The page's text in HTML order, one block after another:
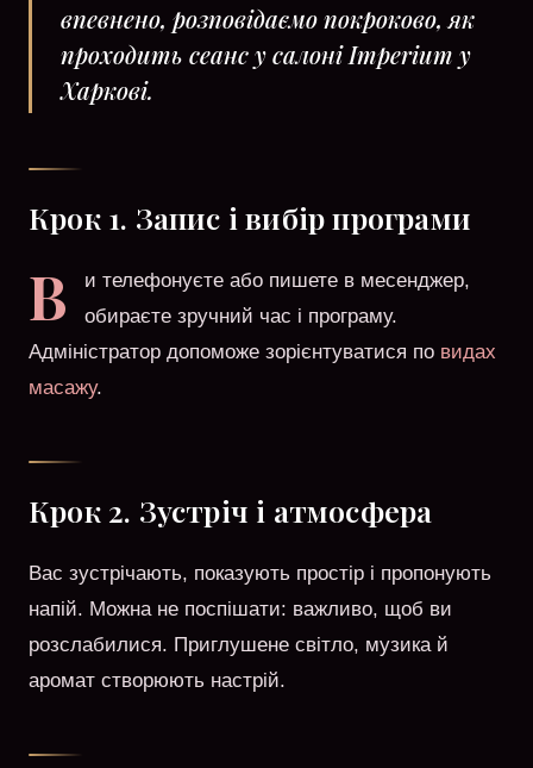
впевнено, розповідаємо покроково, як
проходить сеанс у салоні Imperium у
Харкові.
Крок 1. Запис і вибір програми
В
и телефонуєте або пишете в месенджер,
обираєте зручний час і програму.
Адміністратор допоможе зорієнтуватися по видах
масажу.
Крок 2. Зустріч і атмосфера
Вас зустрічають, показують простір і пропонують
напій. Можна не поспішати: важливо, щоб ви
розслабилися. Приглушене світло, музика й
аромат створюють настрій.